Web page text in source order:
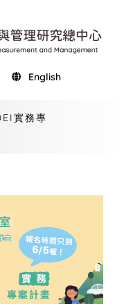
English
實務專